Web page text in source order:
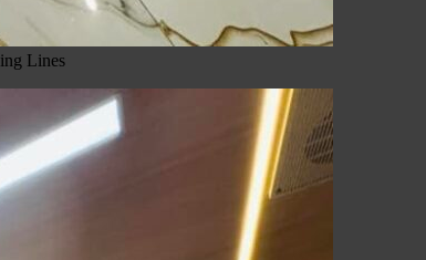
Lines